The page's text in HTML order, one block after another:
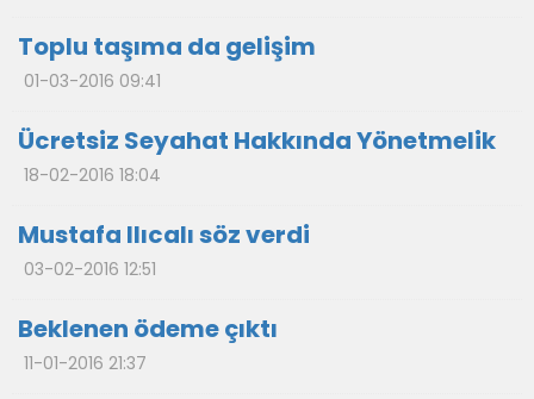
Toplu taşıma da gelişim
01-03-2016 09:41
Ücretsiz Seyahat Hakkında Yönetmelik
18-02-2016 18:04
Mustafa Ilıcalı söz verdi
03-02-2016 12:51
Beklenen ödeme çıktı
11-01-2016 21:37